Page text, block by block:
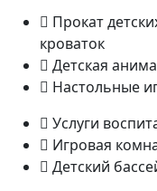
Прокат
кроваток
Детская
Настольные
Услуги
Игровая
Детский